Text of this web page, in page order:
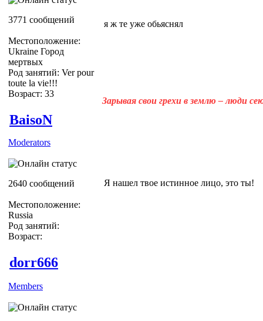
3771 сообщений
Местоположение:
Ukraine Город
мертвых
Род занятий: Ver pour
toute la vie!!!
Возраст: 33
я ж те уже обьяснял
Зарывая свои грехи в землю – люди
BaisoN
Moderators
2640 сообщений
Местоположение:
Russia
Род занятий:
Возраст:
Я нашел твое истинное лицо, это ты!
dorr666
Members